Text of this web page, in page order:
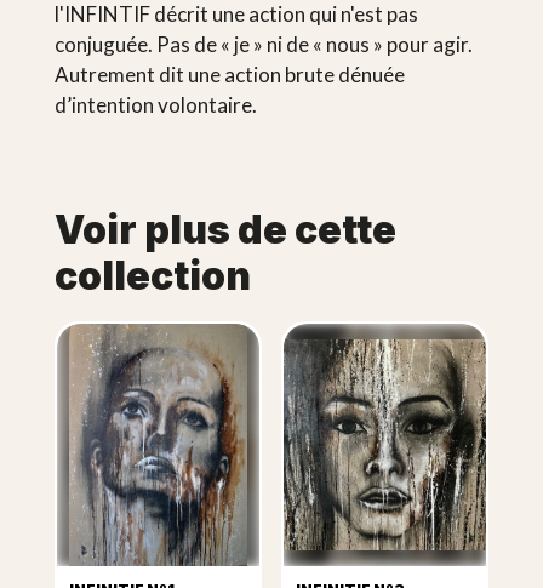
l'INFINTIF décrit une action qui n'est pas
conjuguée. Pas de « je » ni de « nous » pour agir.
Autrement dit une action brute dénuée
d’intention volontaire.
Voir plus de cette
collection